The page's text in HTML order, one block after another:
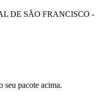
DE SÃO FRANCISCO -
seu pacote acima.